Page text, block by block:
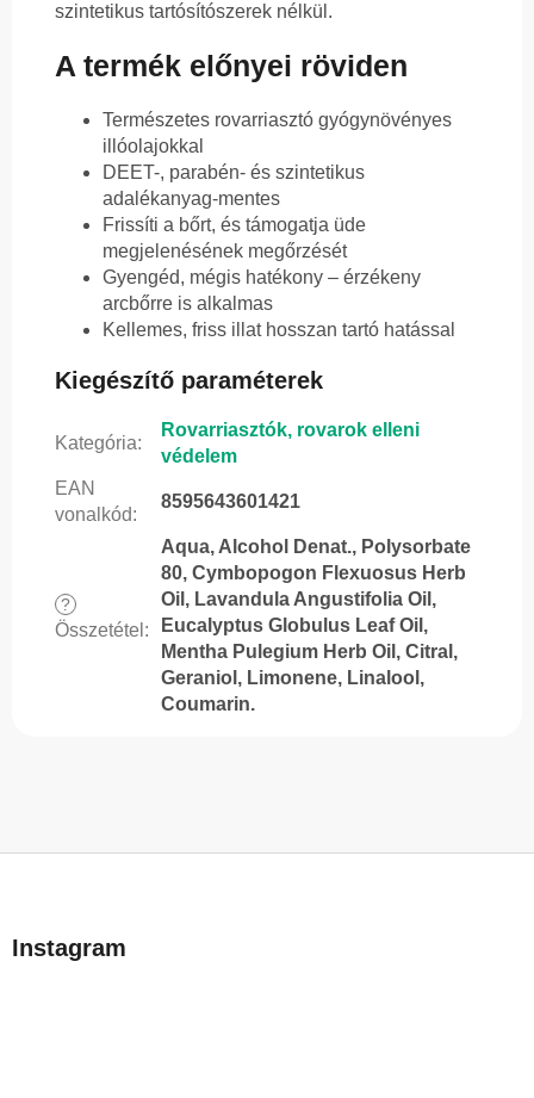
szintetikus tartósítószerek nélkül.
A termék előnyei röviden
Természetes rovarriasztó gyógynövényes
illóolajokkal
DEET-, parabén- és szintetikus
adalékanyag-mentes
Frissíti a bőrt, és támogatja üde
megjelenésének megőrzését
Gyengéd, mégis hatékony – érzékeny
arcbőrre is alkalmas
Kellemes, friss illat hosszan tartó hatással
Kiegészítő paraméterek
Kategória:
Rovarriasztók, rovarok elleni
védelem
EAN
vonalkód:
8595643601421
?
Összetétel :
Aqua, Alcohol Denat., Polysorbate
80, Cymbopogon Flexuosus Herb
Oil, Lavandula Angustifolia Oil,
Eucalyptus Globulus Leaf Oil,
Mentha Pulegium Herb Oil, Citral,
Geraniol, Limonene, Linalool,
Coumarin.
Instagram